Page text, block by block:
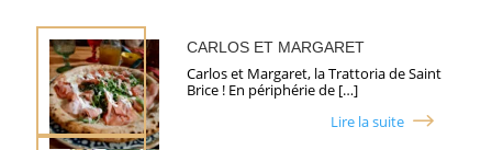
CARLOS ET MARGARET
Carlos et Margaret, la Trattoria de Saint
Brice ! En périphérie de […]
Lire la suite